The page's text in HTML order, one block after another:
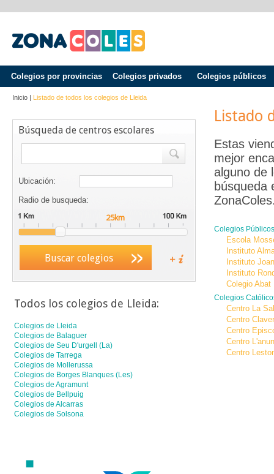
Colegios por provincias Colegios privados Colegios públicos
Inicio | Listado de todos los colegios de Lleida
Búsqueda de centros escolares
Ubicación:
Radio de busqueda:
Buscar colegios
Todos los colegios de Lleida:
Colegios de Lleida
Colegios de Balaguer
Colegios de Seu D'urgell (la)
Colegios de Tarrega
Colegios de Mollerussa
Colegios de Borges Blanques (les)
Colegios de Agramunt
Colegios de Bellpuig
Colegios de Alcarras
Colegios de Solsona
Listado
Estas
mejor
alguno de
búsqueda
Colegios
Escola
Instituto
Instituto
Instituto
Colegio Abat
Colegios
Centro La
Centro Claver
Centro
Centro
Centro